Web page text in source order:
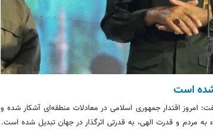
شده است
گفت: امروز اقتدار جمهوری اسلامی در معادلات منطقه‌ای آشکار شده و
به مردم و قدرت الهی، به قدرتی اثرگذار در جهان تبدیل شده است.